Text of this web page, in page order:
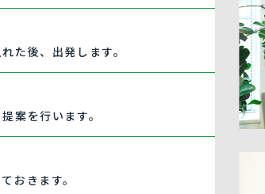
た後、出発します。
案を行います。
おきます。